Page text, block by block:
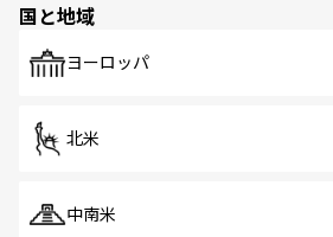
で、ホーカーズは地元の風情を
国と地域
ヨーロッパ
北米
中南米